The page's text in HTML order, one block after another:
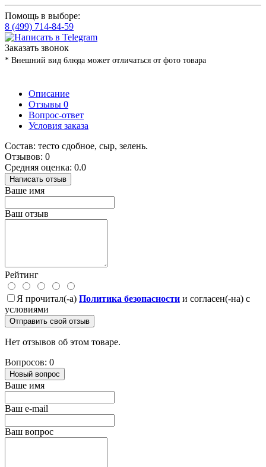
Помощь в выборе:
8 (499) 714-84-59
Заказать звонок
* Внешний вид блюда может отличаться от фото товара
Описание
Отзывы 0
Вопрос-ответ
Условия заказа
Состав: тесто сдобное, сыр, зелень.
Отзывов: 0
Средняя оценка: 0.0
Написать отзыв
Ваше имя
Ваш отзыв
Рейтинг
Я прочитал(-а) Политика безопасности и согласен(-на) с
условиями
Отправить свой отзыв
Нет отзывов об этом товаре.
Вопросов: 0
Новый вопрос
Ваше имя
Ваш e-mail
Ваш вопрос